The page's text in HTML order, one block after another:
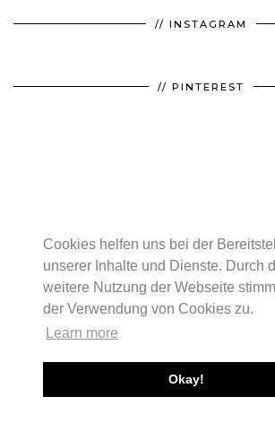
Cookies helfen uns bei der
unserer Inhalte und Dienste. Durch
weitere Nutzung der Webseite
der Verwendung von Cookies zu.
Learn more
Okay!
// INSTAGRAM
// PINTEREST